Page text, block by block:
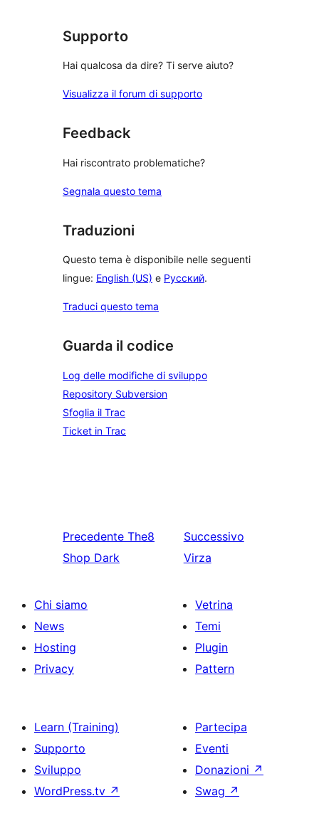
Supporto
Hai qualcosa da dire? Ti serve aiuto?
Visualizza il forum di supporto
Feedback
Hai riscontrato problematiche?
Segnala questo tema
Traduzioni
Questo tema è disponibile nelle seguenti
lingue: English (US) e Русский.
Traduci questo tema
Guarda il codice
Log delle modifiche di sviluppo
Repository Subversion
Sfoglia il Trac
Ticket in Trac
Precedente The8
Shop Dark
Successivo
Virza
Chi siamo
News
Hosting
Privacy
Vetrina
Temi
Plugin
Pattern
Learn (Training)
Supporto
Sviluppo
WordPress.tv ↗
Partecipa
Eventi
Donazioni ↗
Swag ↗